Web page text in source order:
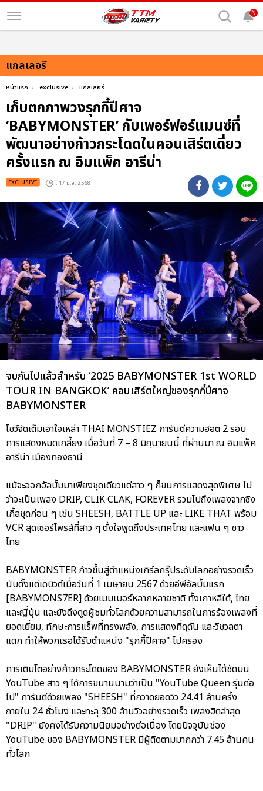
N
แกลเลอรี
หน้าแรก exclusive แกลเลอรี
เก็บตกภาพวงรุกกี้ปีศาจ
‘BABYMONSTER’ กับเพอร์ฟอร์แมนซ์ที่
พัฒนาอย่างก้าวกระโดดในคอนเสิร์ตเดี่ยว
ครั้งแรก ณ อิมแพ็ค อารีน่า
EXCLUSIVE : 17 มิ.ย. 2568
จบกันไปแล้วสำหรับ ‘2025 BABYMONSTER 1st WORLD
TOUR IN BANGKOK’ คอนเสิร์ตใหญ่ของรุกกี้ปีศาจ
BABYMONSTER
โชว์จัดเต็มเอาใจเหล่า THAI MONSTIEZ การันตีความฮอต 2 รอบ
การแสดงหมดเกลี้ยง เมื่อวันที่ 7 – 8 มิถุนายนนี้ ที่ผ่านมา ณ อิมแพ็ค
อารีน่า เมืองทองธานี
แม้จะออกอัลบั้มมาเพียงชุดเดียวแต่สาว ๆ ก็ขนการแสดงสุดพิเศษ ไม่
ว่าจะเป็นเพลง DRIP, CLIK CLAK, FOREVER รวมไปถึงเพลงจากซิง
เกิ้ลชุดก่อน ๆ เช่น SHEESH, BATTLE UP และ LIKE THAT พร้อม
VCR สุดเซอร์ไพรส์ที่สาว ๆ ตั้งใจพูดถึงประเทศไทย และแฟน ๆ ชาว
ไทย
BABYMONSTER ก้าวขึ้นสู่ตำแหน่งเกิร์ลกรุ๊ประดับโลกอย่างรวดเร็ว
นับตั้งแต่เดบิวต์เมื่อวันที่ 1 เมษายน 2567 ด้วยอีพีอัลบั้มแรก
[BABYMONS7ER] ด้วยเมมเบอร์หลากหลายชาติ ทั้งเกาหลีใต้, ไทย
และญี่ปุ่น และยังดึงดูดผู้ชมทั่วโลกด้วยความสามารถในการร้องเพลงที่
ยอดเยี่ยม, ทักษะการแร็พที่ทรงพลัง, การแสดงที่ดุดัน และวิชวลตา
แตก ทำให้พวกเธอได้รับตำแหน่ง "รุกกี้ปีศาจ" ไปครอง
การเติบโตอย่างก้าวกระโดดของ BABYMONSTER ยังเห็นได้ชัดบน
YouTube สาว ๆ ได้การขนานนามว่าเป็น "YouTube Queen รุ่นต่อ
ไป" การันตีด้วยเพลง "SHEESH" ที่กวาดยอดวิว 24.41 ล้านครั้ง
ภายใน 24 ชั่วโมง และทะลุ 300 ล้านวิวอย่างรวดเร็ว เพลงฮิตล่าสุด
"DRIP" ยังคงได้รับความนิยมอย่างต่อเนื่อง โดยปัจจุบันช่อง
YouTube ของ BABYMONSTER มีผู้ติดตามมากกว่า 7.45 ล้านคน
ทั่วโลก